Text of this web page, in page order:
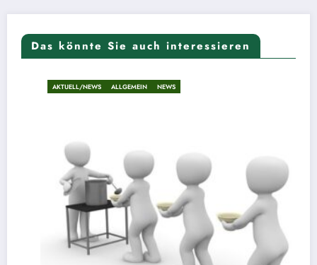
Das könnte Sie auch interessieren
AKTUELL/NEWS ALLGEMEIN NEWS